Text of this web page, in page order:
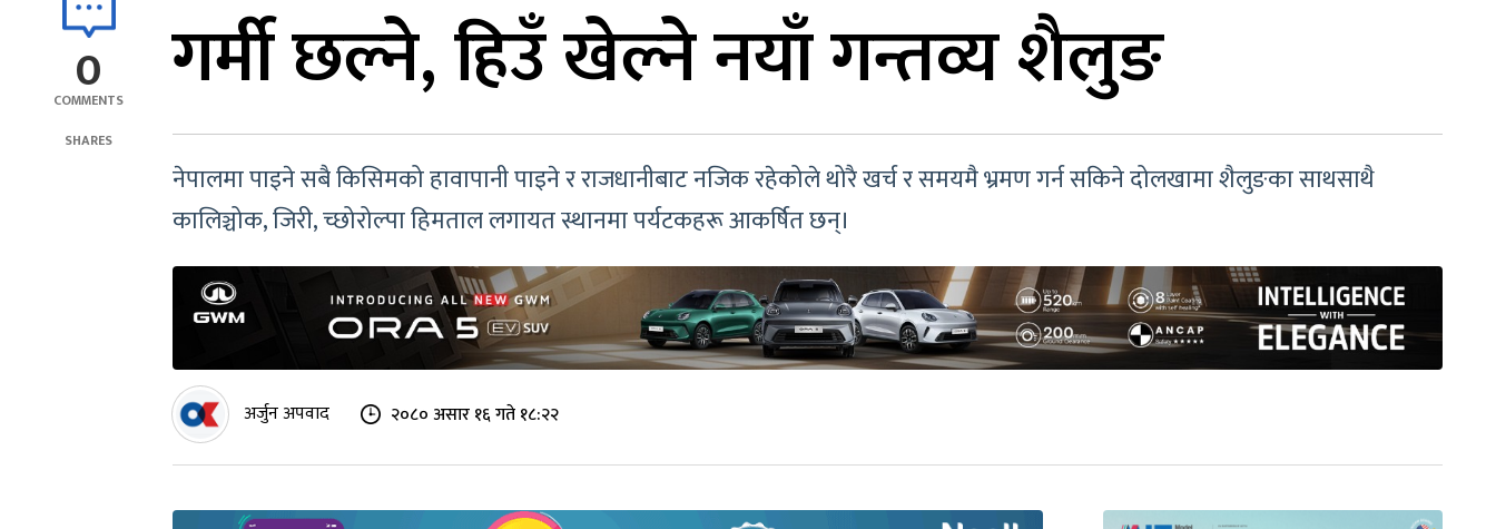
0
COMMENTS
SHARES
गर्मी छल्ने, हिउँ खेल्ने नयाँ गन्तव्य शैलुङ
नेपालमा पाइने सबै किसिमको हावापानी पाइने र राजधानीबाट नजिक रहेकोले थोरै खर्च र समयमै भ्रमण गर्न सकिने दोलखामा शैलुङका साथसाथै
कालिञ्चोक, जिरी, च्छोरोल्पा हिमताल लगायत स्थानमा पर्यटकहरू आकर्षित छन्।
अर्जुन अपवाद २०८० असार १६ गते १८:२२